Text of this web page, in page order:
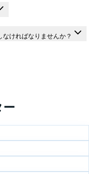
ければなりませんか？